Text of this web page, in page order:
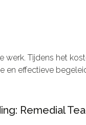
werk. Tijdens het
en effectieve
Remedial